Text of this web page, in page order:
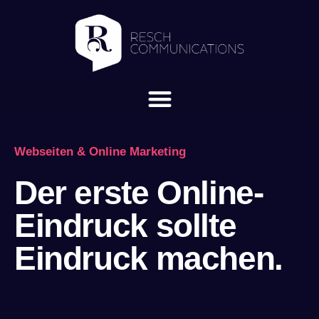
Webseiten & Online Marketing
Der erste Online-
Eindruck sollte
Eindruck machen.